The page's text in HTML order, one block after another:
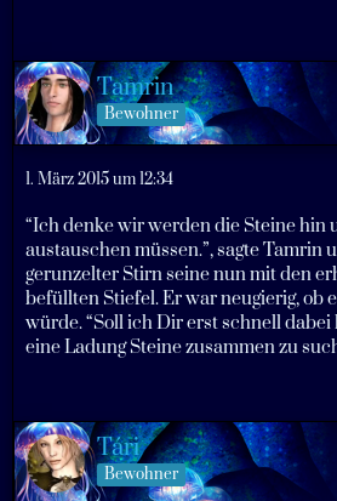
Tamrin
Bewohner
1. März 2015 um 12:34
“Ich denke wir werden die Steine hin
austauschen müssen.”, sagte Tamrin
gerunzelter Stirn seine nun mit den
befüllten Stiefel. Er war neugierig, ob
würde. “Soll ich Dir erst schnell
eine Ladung Steine zusammen zu
Tári
Bewohner